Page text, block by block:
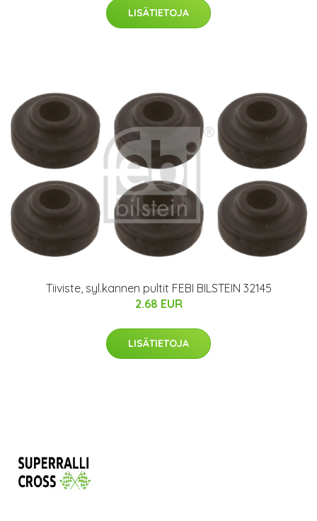
LISÄTIETOJA
Tiiviste, syl.kannen pultit FEBI BILSTEIN 32145
2.68 EUR
LISÄTIETOJA